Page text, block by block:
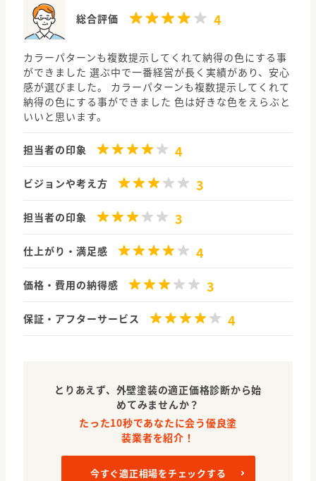
総合評価 4
カラーパターンも複数提示してくれて納得の色にする事
ができました 選ぶ中で一番経営が長く実績があり、安心
感が選びました。 カラーパターンも複数提示してくれて
納得の色にする事ができました 色は好きな色をえらぶと
いいと思います。
担当者の印象 4
ビジョンや考え方 3
担当者の印象 3
仕上がり・満足感 4
価格・費用の納得感 3
保証・アフターサービス 4
とりあえず、外壁塗装の適正価格診断から始
めてみませんか？
たった10秒であなたに会う優良塗
装業者を紹介！
今すぐ適正相場をチェックする